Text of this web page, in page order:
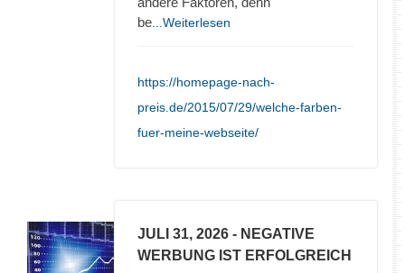
be ...Weiterlesen
https://homepage-nach-
preis.de/2015/07/29/welche-farben-
fuer-meine-webseite/
JULI 31, 2026 - NEGATIVE
WERBUNG IST ERFOLGREICH